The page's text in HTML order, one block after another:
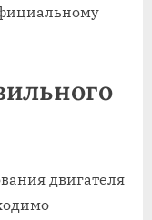
двигателя